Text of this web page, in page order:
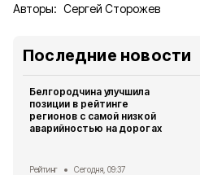
Авторы: Сергей Сторожев
Последние новости
Белгородчина улучшила
позиции в рейтинге
регионов с самой низкой
аварийностью на дорогах
Рейтинг Сегодня, 09:37